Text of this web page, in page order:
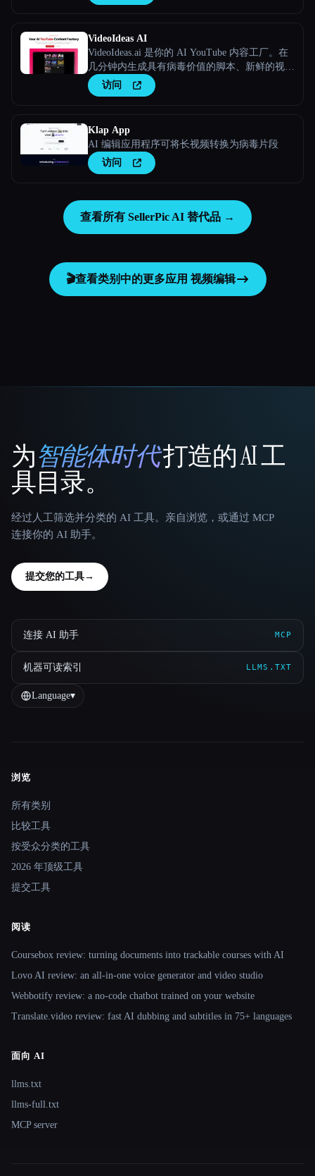
VideoIdeas AI
VideoIdeas.ai 是你的 AI YouTube 内容工厂。在
几分钟内生成具有病毒价值的脚本、新鲜的视频
创意和引人入胜的内容。
访问
Klap App
AI 编辑应用程序可将长视频转换为病毒片段
访问
查看所有 SellerPic AI 替代品 →
🎬查看类别中的更多应用 视频编辑
That AI Collection
为智能体时代打造的 AI 工
具目录。
经过人工筛选并分类的 AI 工具。亲自浏览，或通过 MCP
连接你的 AI 助手。
提交您的工具→
连接 AI 助手 MCP
机器可读索引 LLMS.TXT
Language▾
Site navigation
浏览
所有类别
比较工具
按受众分类的工具
2026 年顶级工具
提交工具
阅读
Coursebox review: turning documents into trackable courses with AI
Lovo AI review: an all-in-one voice generator and video studio
Webbotify review: a no-code chatbot trained on your website
Translate.video review: fast AI dubbing and subtitles in 75+ languages
面向 AI
llms.txt
llms-full.txt
MCP server